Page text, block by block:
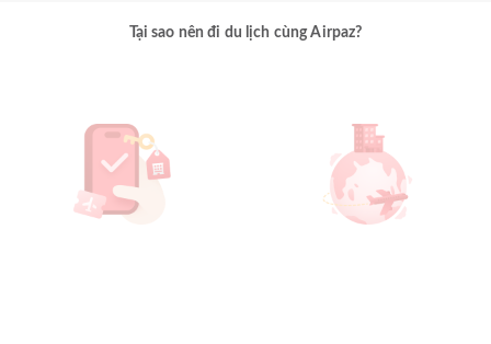
Tại sao nên đi du lịch cùng Airpaz?